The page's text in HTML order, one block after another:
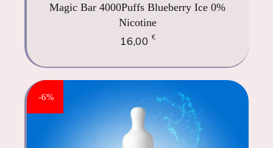
Magic Bar 4000Puffs Blueberry Ice 0%
Nicotine
16,00 €
-6%